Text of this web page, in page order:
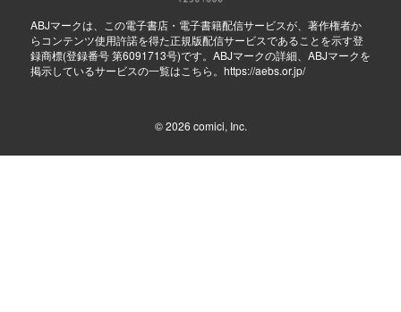
ABJマークは、この電子書店・電子書籍配信サービスが、著作権者か
らコンテンツ使用許諾を得た正規版配信サービスであることを示す登
録商標(登録番号 第6091713号)です。ABJマークの詳細、ABJマークを
掲示しているサービスの一覧はこちら。 https://aebs.or.jp/
© 2026 comici, Inc.